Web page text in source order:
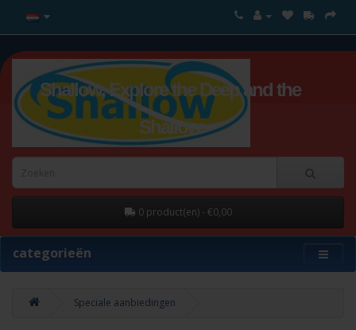
Shallow, Explore the Deep and the
Shallow
0 product(en) - €0,00
categorieën
Speciale aanbiedingen